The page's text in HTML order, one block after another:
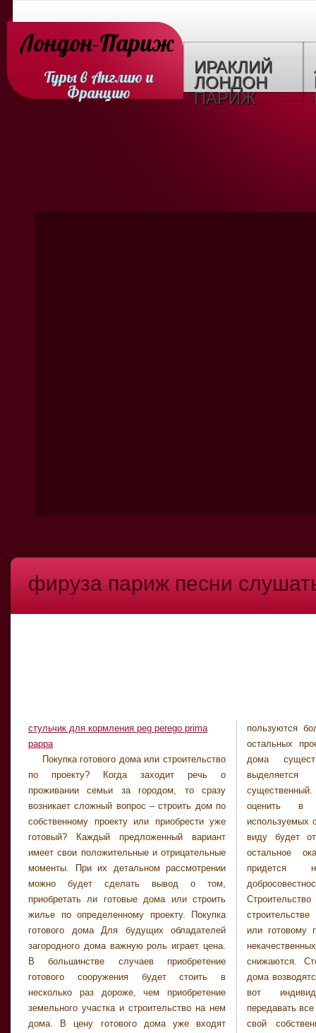
Лондон-Париж
Туры в Англию и
Францию
ИРАКЛИЙ
ЛОНДОН
ПАРИЖ
фируза париж песни
стульчик для кормления peg perego prima
pappa
Покупка готового дома или строительство
по проекту? Когда заходит речь о
проживании семьи за городом, то сразу
возникает сложный вопрос – строить дом по
собственному проекту или приобрести уже
готовый? Каждый предложенный вариант
имеет свои положительные и отрицательные
моменты. При их детальном рассмотрении
можно будет сделать вывод о том,
приобретать ли готовые дома или строить
жилье по определенному проекту. Покупка
готового дома Для будущих обладателей
загородного дома важную роль играет цена.
В большинстве случаев приобретение
готового сооружения будет стоить в
несколько раз дороже, чем приобретение
земельного участка и строительство на нем
дома. В цену готового дома уже входят
пользуются
остальных
дома существуют свои минусы, но
выделяется только один самый
существенный. Покупатель не сумеет
оценить в полной мере качество
используемых строительных материалов. На
виду будет отделочный материал, а все
остальное окажется скрытым. В итоге
придется надеяться только на
добросовестность строителей.
Строительство дома по проекту При
строительстве дома по индивидуальному
или готовому проекту риски использования
некачественных материалов существенно
снижаются. Стоит учитывать, что готовые
дома возводятся по однотипным проектам, а
вот индивидуальный проект будет
передавать все желания заказчика. Создавая
свой собственный проект жилья, можно
том числе и
строителей. Существенным минусом
строительства дома по проекту является тот
факт, что время строительства полностью
зависит от финансовых вложений. При
желании можно будет построить дом за
считанные месяцы, но почти никто не даст
никаких гарантий, что такой дом простоит
долгое время. Кстати, проекты одноэтажных
сооружений обходятся значительно дешевле